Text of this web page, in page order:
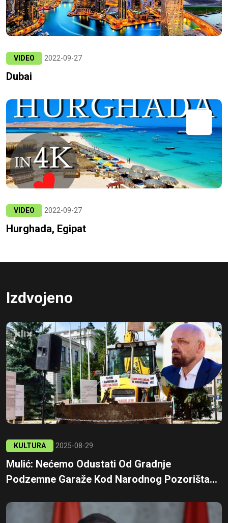
VIDEO 2022-09-27
Dubai
VIDEO 2022-09-27
Hurghada, Egipat
Izdvojeno
KULTURA 2025-08-29
Mulić: Nećemo Odustati Od Gradnje
Podzemne Garaže Kod Narodnog Pozorišta...